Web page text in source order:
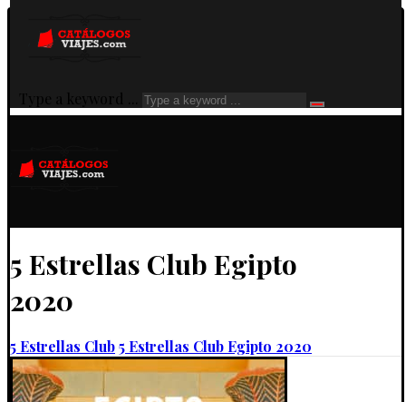
Type a keyword ...
5 Estrellas Club Egipto
2020
5 Estrellas Club5 Estrellas Club Egipto 2020